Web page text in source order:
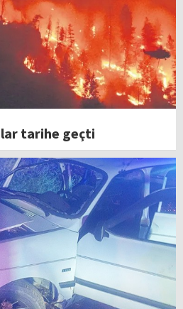
tarihe geçti